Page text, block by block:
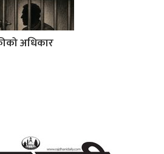
अधिकार